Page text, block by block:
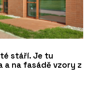
stáří. Je tu
a na fasádě vzory z